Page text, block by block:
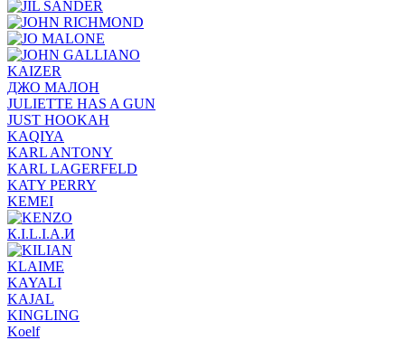
KAIZER
ДЖО МАЛОН
JULIETTE HAS A GUN
JUST HOOKAH
KAQIYA
KARL ANTONY
KARL LAGERFELD
KATY PERRY
KEMEI
К.I.L.I.А.И
KLAIME
KAYALI
KAJAL
KINGLING
Koelf